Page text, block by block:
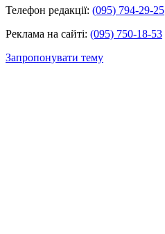
Телефон редакції: (095) 794-29-25
Реклама на сайті: (095) 750-18-53
Запропонувати тему